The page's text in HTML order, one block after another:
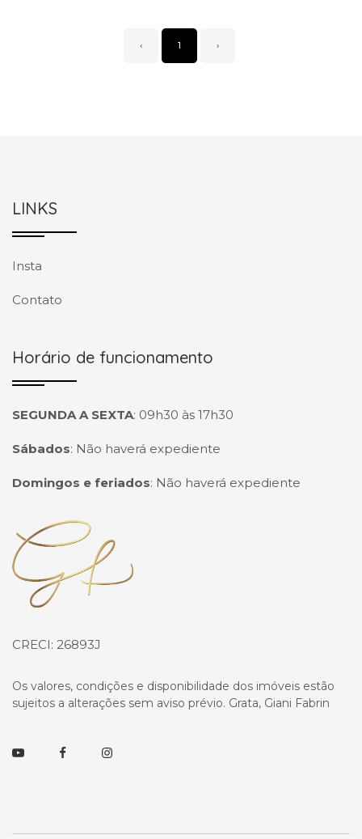
‹ 1 ›
LINKS
Insta
Contato
Horário de funcionamento
SEGUNDA A SEXTA: 09h30 às 17h30
Sábados: Não haverá expediente
Domingos e feriados: Não haverá expediente
Página inicial
CRECI: 26893J
Os valores, condições e disponibilidade dos imóveis estão
sujeitos a alterações sem aviso prévio. Grata, Giani Fabrin
YoutubeFacebookInstagram